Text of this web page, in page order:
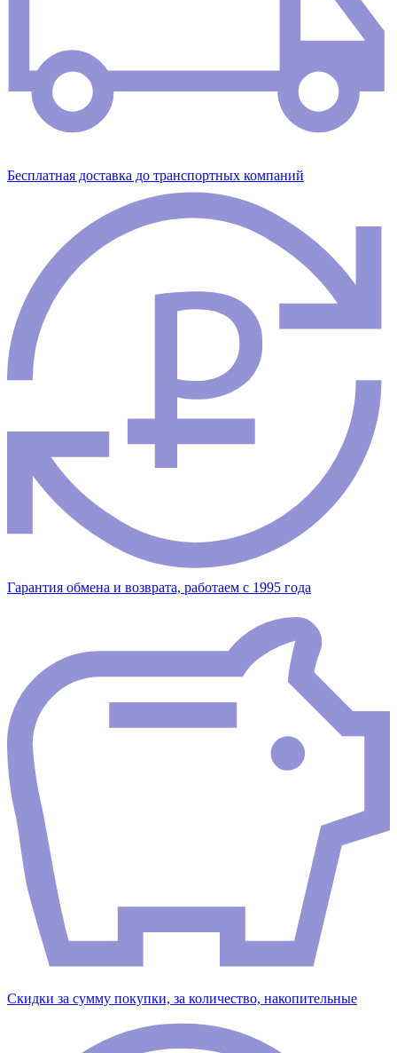
Бесплатная доставка до транспортных компаний
Гарантия обмена и возврата, работаем с 1995 года
Скидки за сумму покупки, за количество, накопительные